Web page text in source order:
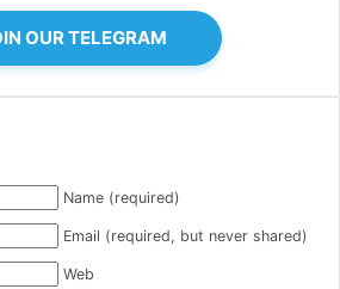
OUR TELEGRAM
Name (required)
Email (required, but never shared)
Web